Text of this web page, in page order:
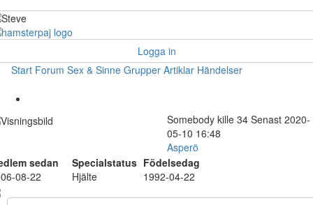
Logga in
Start Forum Sex & Sinne Grupper Artiklar Händelser
Somebody kille 34 Senast 2020-
05-10 16:48
Asperö
sedan
Specialstatus Födelsedag
08-22
Hjälte 1992-04-22